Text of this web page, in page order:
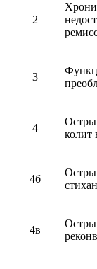
2
3
4
колит
4б
4в